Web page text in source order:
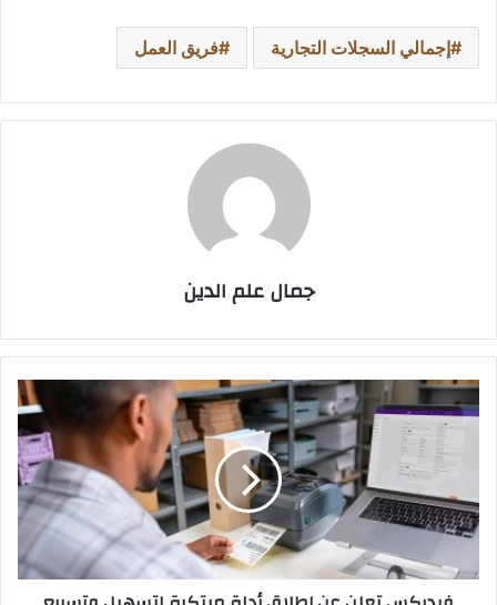
إجمالي السجلات التجارية فريق العمل
جمال علم الدين
فيديكس
تعلن
إطلاق
مبتكرة
لتسهيل
عمليات
الاستيراد